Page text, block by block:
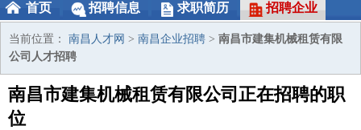
首页 招聘信息 求职简历 招聘企业
当前位置： 南昌人才网 > 南昌企业招聘 > 南昌市建集机械租赁有限
公司人才招聘
南昌市建集机械租赁有限公司正在招聘的职
位